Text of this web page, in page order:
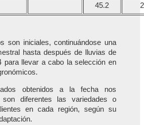
45.2
son iniciales, continuándose una
hasta después de lluvias de
para llevar a cabo la selección en
obtenidos a la fecha nos
son diferentes las variedades o
en cada región, según su